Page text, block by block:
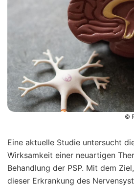
©
Eine aktuelle Studie untersucht
Wirksamkeit einer neuartigen
Behandlung der PSP. Mit dem
dieser Erkrankung des